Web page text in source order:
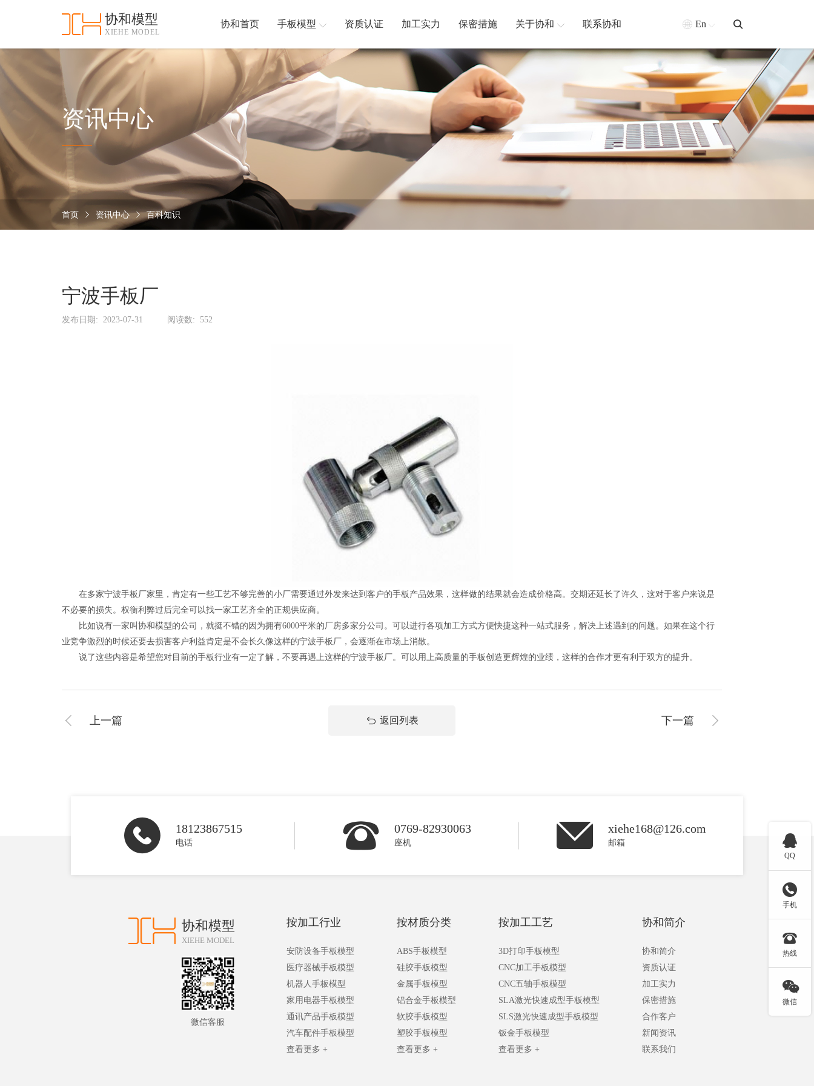
协和模型
XIEHE MODEL
协和首页 手板模型 资质认证 加工实力 保密措施 关于协和 联系协和 En
资讯中心
首页 资讯中心 百科知识
宁波手板厂
发布日期: 2023-07-31 阅读数: 552
在多家宁波手板厂家里，肯定有一些工艺不够完善的小厂需要通过外发来达到客户的手板产品效果，这样做的结果就会造成价格高。交期还延长了许久，这对于客户来说是
不必要的损失。权衡利弊过后完全可以找一家工艺齐全的正规供应商。
比如说有一家叫协和模型的公司，就挺不错的因为拥有6000平米的厂房多家分公司。可以进行各项加工方式方便快捷这种一站式服务，解决上述遇到的问题。如果在这个行
业竞争激烈的时候还要去损害客户利益肯定是不会长久像这样的宁波手板厂，会逐渐在市场上消散。
说了这些内容是希望您对目前的手板行业有一定了解，不要再遇上这样的宁波手板厂。可以用上高质量的手板创造更辉煌的业绩，这样的合作才更有利于双方的提升。
上一篇 返回列表 下一篇
18123867515
电话
0769-82930063
座机
xiehe168@126.com
邮箱
协和模型
XIEHE MODEL
微信客服
按加工行业
安防设备手板模型
医疗器械手板模型
机器人手板模型
家用电器手板模型
通讯产品手板模型
汽车配件手板模型
查看更多 +
按材质分类
ABS手板模型
硅胶手板模型
金属手板模型
铝合金手板模型
软胶手板模型
塑胶手板模型
查看更多 +
按加工工艺
3D打印手板模型
CNC加工手板模型
CNC五轴手板模型
SLA激光快速成型手板模型
SLS激光快速成型手板模型
钣金手板模型
查看更多 +
协和简介
协和简介
资质认证
加工实力
保密措施
合作客户
新闻资讯
联系我们
和
首
页
手
型
资
认
加
实
保
密
施

QQ

手机

热线

微信